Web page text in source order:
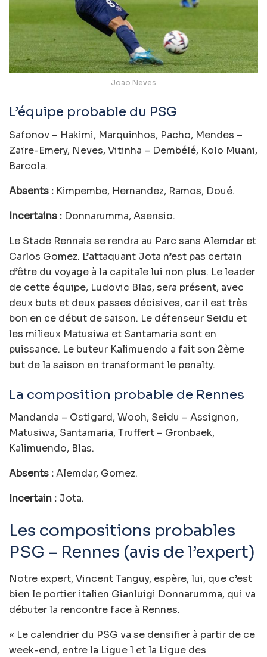
Joao Neves
L’équipe probable du PSG
Safonov – Hakimi, Marquinhos, Pacho, Mendes –
Zaïre-Emery, Neves, Vitinha – Dembélé, Kolo Muani,
Barcola.
Absents : Kimpembe, Hernandez, Ramos, Doué.
Incertains : Donnarumma, Asensio.
Le Stade Rennais se rendra au Parc sans Alemdar et
Carlos Gomez. L’attaquant Jota n’est pas certain
d’être du voyage à la capitale lui non plus. Le leader
de cette équipe, Ludovic Blas, sera présent, avec
deux buts et deux passes décisives, car il est très
bon en ce début de saison. Le défenseur Seidu et
les milieux Matusiwa et Santamaria sont en
puissance. Le buteur Kalimuendo a fait son 2ème
but de la saison en transformant le penalty.
La composition probable de Rennes
Mandanda – Ostigard, Wooh, Seidu – Assignon,
Matusiwa, Santamaria, Truffert – Gronbaek,
Kalimuendo, Blas.
Absents :Alemdar, Gomez.
Incertain : Jota.
Les compositions probables
PSG – Rennes (avis de l’expert)
Notre expert, Vincent Tanguy, espère, lui, que c’est
bien le portier italien Gianluigi Donnarumma, qui va
débuter la rencontre face à Rennes.
« Le calendrier du PSG va se densifier à partir de ce
week-end, entre la Ligue 1 et la Ligue des